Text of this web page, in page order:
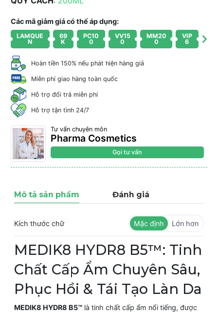
Các mã giảm giá có thể áp dụng:
LAMQUE
N
69
K
PC10
0
VV15
0
MM20
0
VIP
6
Hoàn tiền 150% nếu phát hiện hàng giả
Miễn phí giao hàng toàn quốc
Hỗ trợ đổi trả miễn phí
Hỗ trợ tận tình 24/7
Tư vấn chuyên môn
Pharma Cosmetics
Gọi tư vấn
Mô tả sản phẩm Đánh giá
Kích thước chữ Mặc định Lớn hơn
MEDIK8 HYDR8 B5™: Tinh
Chất Cấp Ẩm Chuyên Sâu,
Phục Hồi & Tái Tạo Làn Da
MEDIK8 HYDR8 B5™ là tinh chất cấp ẩm nổi tiếng, được